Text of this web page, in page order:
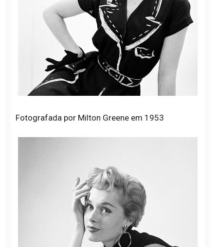
Fotografada por Milton Greene em 1953